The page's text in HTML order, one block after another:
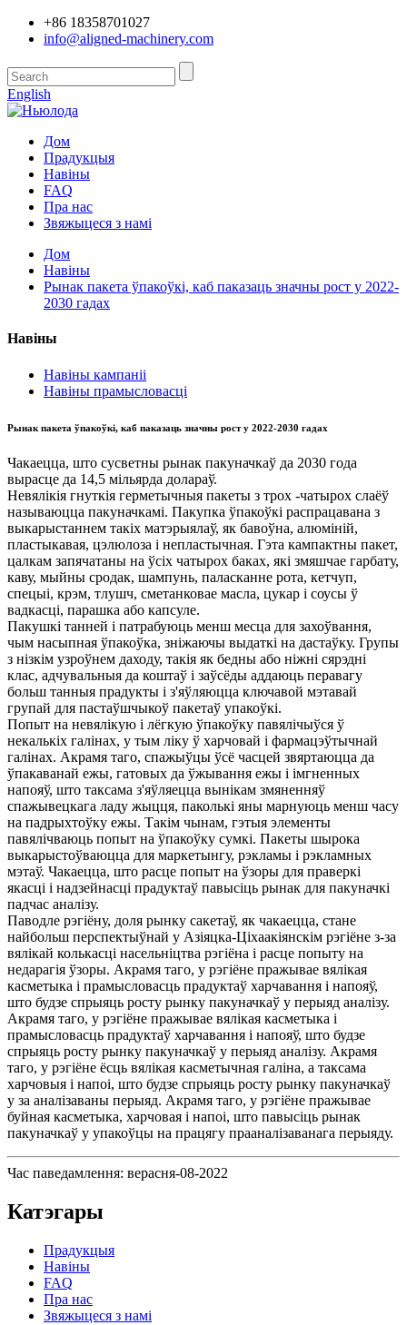
+86 18358701027
info@aligned-machinery.com
English
Дом
Прадукцыя
Навіны
FAQ
Пра нас
Звяжыцеся з намі
Дом
Навіны
Рынак пакета ўпакоўкі, каб паказаць значны рост у 2022-
2030 гадах
Навіны
Навіны кампаніі
Навіны прамысловасці
Рынак пакета ўпакоўкі, каб паказаць значны рост у 2022-2030 гадах
Чакаецца, што сусветны рынак пакуначкаў да 2030 года
вырасце да 14,5 мільярда долараў.
Невялікія гнуткія герметычныя пакеты з трох -чатырох слаёў
называюцца пакуначкамі. Пакупка ўпакоўкі распрацавана з
выкарыстаннем такіх матэрыялаў, як бавоўна, алюміній,
пластыкавая, цэлюлоза і непластычная. Гэта кампактны пакет,
цалкам запячатаны на ўсіх чатырох баках, які змяшчае гарбату,
каву, мыйны сродак, шампунь, паласканне рота, кетчуп,
спецыі, крэм, тлушч, сметанковае масла, цукар і соусы ў
вадкасці, парашка або капсуле.
Пакушкі танней і патрабуюць менш месца для захоўвання,
чым насыпная ўпакоўка, зніжаючы выдаткі на дастаўку. Групы
з нізкім узроўнем даходу, такія як бедны або ніжні сярэдні
клас, адчувальныя да коштаў і заўсёды аддаюць перавагу
больш танныя прадукты і з'яўляюцца ключавой мэтавай
групай для пастаўшчыкоў пакетаў упакоўкі.
Попыт на невялікую і лёгкую ўпакоўку павялічыўся ў
некалькіх галінах, у тым ліку ў харчовай і фармацэўтычнай
галінах. Акрамя таго, спажыўцы ўсё часцей звяртаюцца да
ўпакаванай ежы, гатовых да ўжывання ежы і імгненных
напояў, што таксама з'яўляецца вынікам змяненняў
спажывецкага ладу жыцця, паколькі яны марнуюць менш часу
на падрыхтоўку ежы. Такім чынам, гэтыя элементы
павялічваюць попыт на ўпакоўку сумкі. Пакеты шырока
выкарыстоўваюцца для маркетынгу, рэкламы і рэкламных
мэтаў. Чакаецца, што расце попыт на ўзоры для праверкі
якасці і надзейнасці прадуктаў павысіць рынак для пакуначкі
падчас аналізу.
Паводле рэгіёну, доля рынку сакетаў, як чакаецца, стане
найбольш перспектыўнай у Азіяцка-Ціхаакіянскім рэгіёне з-за
вялікай колькасці насельніцтва рэгіёна і расце попыту на
недарагія ўзоры. Акрамя таго, у рэгіёне пражывае вялікая
касметыка і прамысловасць прадуктаў харчавання і напояў,
што будзе спрыяць росту рынку пакуначкаў у перыяд аналізу.
Акрамя таго, у рэгіёне пражывае вялікая касметыка і
прамысловасць прадуктаў харчавання і напояў, што будзе
спрыяць росту рынку пакуначкаў у перыяд аналізу. Акрамя
таго, у рэгіёне ёсць вялікая касметычная галіна, а таксама
харчовыя і напоі, што будзе спрыяць росту рынку пакуначкаў
у за аналізаваны перыяд. Акрамя таго, у рэгіёне пражывае
буйная касметыка, харчовая і напоі, што павысіць рынак
пакуначкаў у упакоўцы на працягу прааналізаванага перыяду.
Час паведамлення: верасня-08-2022
Катэгары
Прадукцыя
Навіны
FAQ
Пра нас
Звяжыцеся з намі